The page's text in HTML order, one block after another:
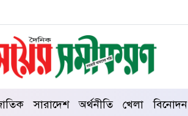
সারাদেশ অর্থনীতি খেলা বিনোদন